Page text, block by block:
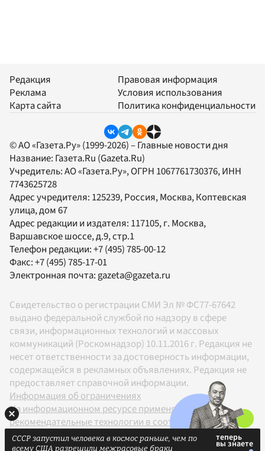
Редакция
Реклама
Карта сайта
Правовая информация
Условия использования
Политика конфиденциальности
© АО «Газета.Ру» (1999-2026) – Главные новости дня
Название: Газета.Ru (Gazeta.Ru)
Учредитель:АО «Газета.Ру», ОГРН 1067761730376, ИНН
7743625728
Адрес учредителя: 125239, Россия, Москва, Коптевская
улица, дом 67
Адрес редакции и издателя: 117105, г. Москва,
Варшавское шоссе, д.9, стр.1
Телефон редакции:+7 (495) 785-00-12
Факс:+7 (495) 785-17-01
Электронная почта: gazeta@gazeta.ru
Свидетельство о регистрации СМИ Эл № ФС77-67642
выдано федеральной службой по надзору в сфере
связи, информационных технологий и массовых
коммуникаций (Роскомнадзор) 10.11.2016 г. Редакция не
несет ответственности за достоверность информации,
содержащейся в рекламных объявлениях. Редакция не
предоставляет справочной информации.
Информация об ограничениях
На информационном ресурсе применяются
рекомендательные технологии в соответствии с
Правилами
18+
СССР запустил человека в космос раньше, чем по
всему США разрешили межрасовые браки